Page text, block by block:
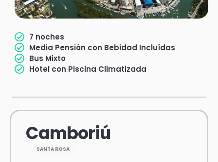
7 noches
Media Pensión con Bebidad Incluídas
Bus Mixto
Hotel con Piscina Climatizada
Camboriú
SANTA ROSA